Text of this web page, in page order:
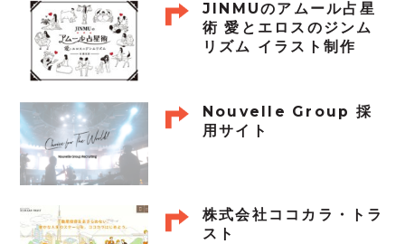
JINMUのアムール占星
術 愛とエロスのジンム
リズム イラスト制作
Nouvelle Group 採
用サイト
株式会社ココカラ・トラ
スト